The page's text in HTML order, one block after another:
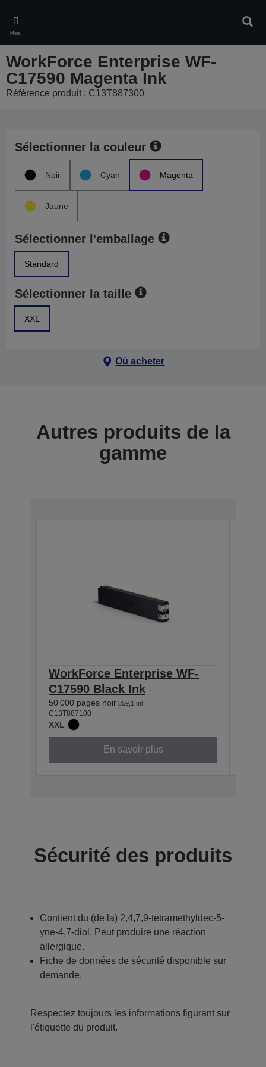
main
content
Menu
WorkForce Enterprise WF-
C17590 Magenta Ink
Référence produit : C13T887300
Sélectionner la couleur
Noir Cyan Magenta
Jaune
Sélectionner l'emballage
Standard
Sélectionner la taille
XXL
Où acheter
Autres produits de la
gamme
WorkForce Enterprise WF-
C17590 Black Ink
50 000 pages noir 859,1 ml
C13T887100
XXL
En savoir plus
Sécurité des produits
Contient du (de la) 2,4,7,9-tetramethyldec-5-
yne-4,7-diol. Peut produire une réaction
allergique.
Fiche de données de sécurité disponible sur
demande.
Respectez toujours les informations figurant sur
l'étiquette du produit.